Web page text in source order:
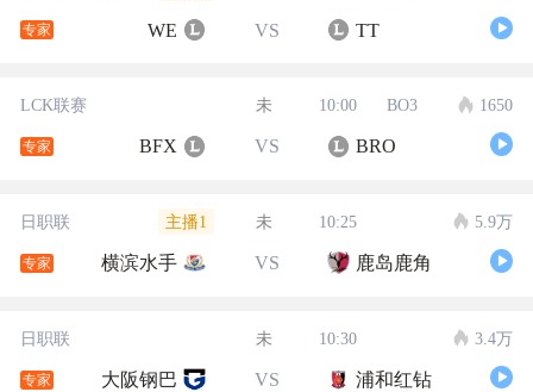
专家 WE VS TT
LCK联赛 未 10:00 BO3 1650
专家 BFX VS BRO
日职联 主播1 未 10:25 5.9万
专家 横滨水手 VS 鹿岛鹿角
日职联 未 10:30 3.4万
专家 大阪钢巴 VS 浦和红钻